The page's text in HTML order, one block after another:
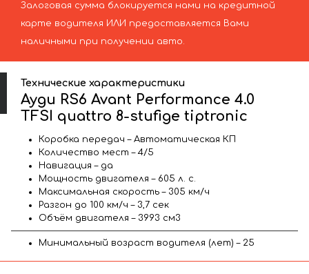
Залоговая сумма блокируется нами на кредитной
карте водителя ИЛИ предоставляется Вами
наличными при получении авто.
Технические характеристики
Ауди RS6 Avant Performance 4.0
TFSI quattro 8-stufige tiptronic
Коробка передач – Автоматическая КП
Количество мест – 4/5
Навигация – да
Мощность двигателя – 605 л. с.
Максимальная скорость – 305 км/ч
Разгон до 100 км/ч – 3,7 сек
Объём двигателя – 3993 см3
Минимальный возраст водителя (лет) – 25